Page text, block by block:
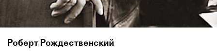
Роберт Рождественский